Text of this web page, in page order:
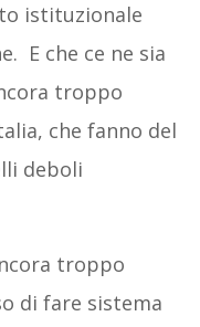
istituzionale
E che ce ne sia
troppo
che fanno del
deboli
troppo
di fare sistema